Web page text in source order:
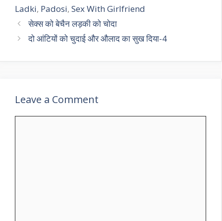
Ladki, Padosi, Sex With Girlfriend
सेक्स को बेचैन लड़की को चोदा
दो आंटियों को चुदाई और औलाद का सुख दिया-4
Leave a Comment